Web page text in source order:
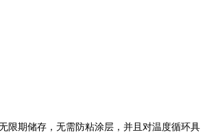
限期储存，无需防粘涂层，并且对温度循环具